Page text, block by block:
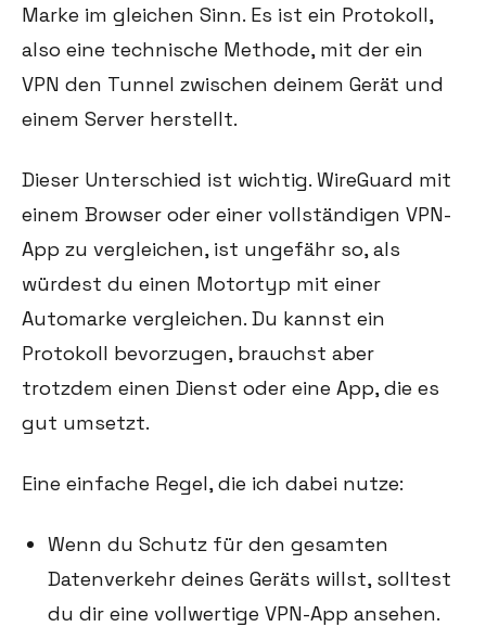
Marke im gleichen Sinn. Es ist ein Protokoll,
also eine technische Methode, mit der ein
VPN den Tunnel zwischen deinem Gerät und
einem Server herstellt.
Dieser Unterschied ist wichtig. WireGuard mit
einem Browser oder einer vollständigen VPN-
App zu vergleichen, ist ungefähr so, als
würdest du einen Motortyp mit einer
Automarke vergleichen. Du kannst ein
Protokoll bevorzugen, brauchst aber
trotzdem einen Dienst oder eine App, die es
gut umsetzt.
Eine einfache Regel, die ich dabei nutze:
Wenn du Schutz für den gesamten
Datenverkehr deines Geräts willst, solltest
du dir eine vollwertige VPN-App ansehen.